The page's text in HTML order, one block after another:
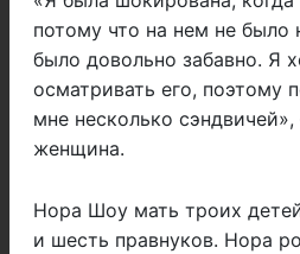
потому что на нем не было
было довольно забавно. Я
осматривать его, поэтому
мне несколько
женщина.
Нора Шоу мать троих
и шесть правнуков. Нора